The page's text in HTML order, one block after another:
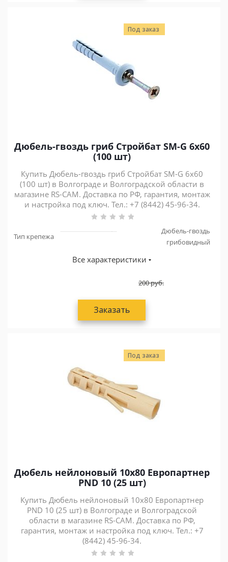
Под заказ
Дюбель-гвоздь гриб Стройбат SM-G 6x60
(100 шт)
Купить Дюбель-гвоздь гриб Стройбат SM-G 6x60
(100 шт) в Волгограде и Волгоградской области в
магазине RS-CAM. Доставка по РФ, гарантия, монтаж
и настройка под ключ. Тел.: +7 (8442) 45-96-34.
Тип крепежа
Дюбель-гвоздь
грибовидный
Все характеристики
200руб.
Заказать
Под заказ
Дюбель нейлоновый 10х80 Европартнер
PND 10 (25 шт)
Купить Дюбель нейлоновый 10х80 Европартнер
PND 10 (25 шт) в Волгограде и Волгоградской
области в магазине RS-CAM. Доставка по РФ,
гарантия, монтаж и настройка под ключ. Тел.: +7
(8442) 45-96-34.